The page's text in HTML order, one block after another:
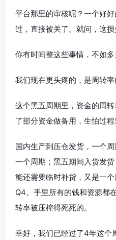
平台那里的审核呢？一个好
过，直接被关了。就问，这
你有时间整这些事情，不如
我们现在更头疼的，是周转率
这个黑五周期里，资金的周
了部分资金做备用，生怕过程
国内生产到压仓发货，一个
一个周期；黑五期间入货发
能还需要临时补货，又是一
Q4。手里所有的钱和资源都
转率被压榨得死死的。
幸好，我们已经过了4年这个